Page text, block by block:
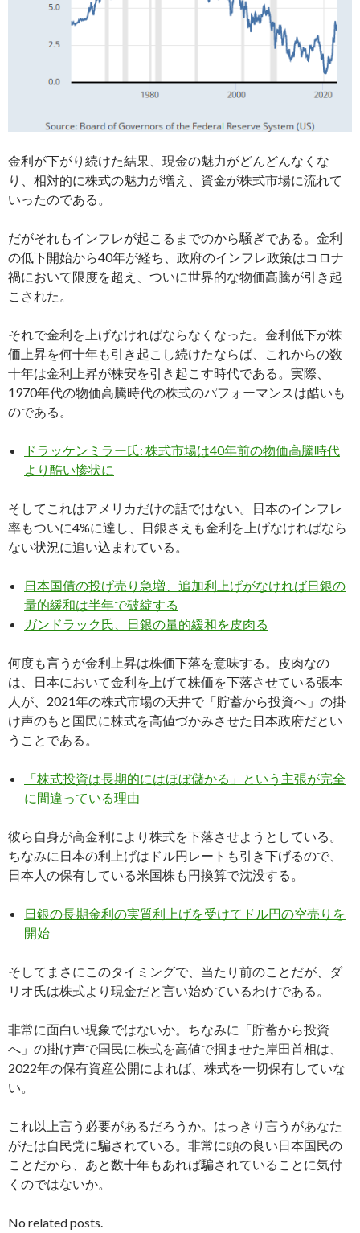
金利が下がり続けた結果、現金の魅力がどんどんなくな
り、相対的に株式の魅力が増え、資金が株式市場に流れて
いったのである。
だがそれもインフレが起こるまでのから騒ぎである。金利
の低下開始から40年が経ち、政府のインフレ政策はコロナ
禍において限度を超え、ついに世界的な物価高騰が引き起
こされた。
それで金利を上げなければならなくなった。金利低下が株
価上昇を何十年も引き起こし続けたならば、これからの数
十年は金利上昇が株安を引き起こす時代である。実際、
1970年代の物価高騰時代の株式のパフォーマンスは酷いも
のである。
ドラッケンミラー氏: 株式市場は40年前の物価高騰時代
より酷い惨状に
そしてこれはアメリカだけの話ではない。日本のインフレ
率もついに4%に達し、日銀さえも金利を上げなければなら
ない状況に追い込まれている。
日本国債の投げ売り急増、追加利上げがなければ日銀の
量的緩和は半年で破綻する
ガンドラック氏、日銀の量的緩和を皮肉る
何度も言うが金利上昇は株価下落を意味する。皮肉なの
は、日本において金利を上げて株価を下落させている張本
人が、2021年の株式市場の天井で「貯蓄から投資へ」の掛
け声のもと国民に株式を高値づかみさせた日本政府だとい
うことである。
「株式投資は長期的にはほぼ儲かる」という主張が完全
に間違っている理由
彼ら自身が高金利により株式を下落させようとしている。
ちなみに日本の利上げはドル円レートも引き下げるので、
日本人の保有している米国株も円換算で沈没する。
日銀の長期金利の実質利上げを受けてドル円の空売りを
開始
そしてまさにこのタイミングで、当たり前のことだが、ダ
リオ氏は株式より現金だと言い始めているわけである。
非常に面白い現象ではないか。ちなみに「貯蓄から投資
へ」の掛け声で国民に株式を高値で掴ませた岸田首相は、
2022年の保有資産公開によれば、株式を一切保有していな
い。
これ以上言う必要があるだろうか。はっきり言うがあなた
がたは自民党に騙されている。非常に頭の良い日本国民の
ことだから、あと数十年もあれば騙されていることに気付
くのではないか。
No related posts.